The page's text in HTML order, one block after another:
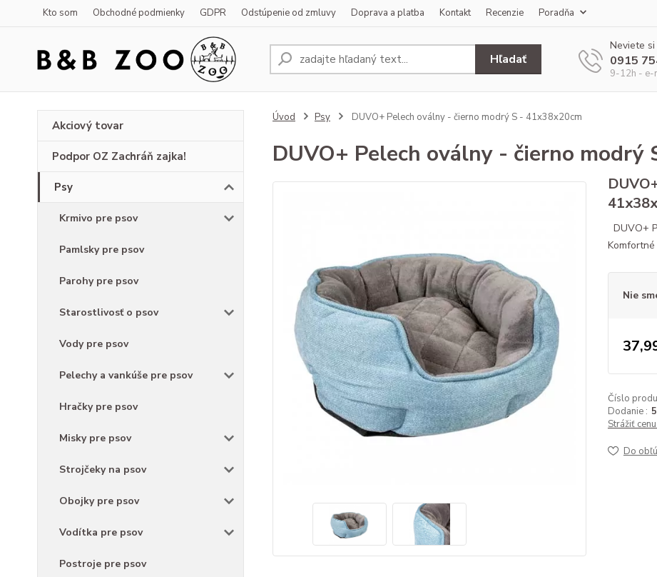
Kto som Obchodné podmienky GDPR Odstúpenie od zmluvy Doprava a platba Kontakt Recenzie Poradňa
Hľadať
Neviete
0915
9-12h - e-
Akciový tovar
Podpor OZ Zachráň zajka!
Psy
Krmivo pre psov
Pamlsky pre psov
Parohy pre psov
Starostlivosť o psov
Vody pre psov
Pelechy a vankúše pre psov
Hračky pre psov
Misky pre psov
Strojčeky na psov
Obojky pre psov
Vodítka pre psov
Postroje pre psov
Úvod Psy DUVO+ Pelech oválny - čierno modrý S - 41x38x20cm
DUVO+ Pelech oválny - čierno modrý
DUVO+
Nie
Číslo
Dodanie :
Strážiť
Do